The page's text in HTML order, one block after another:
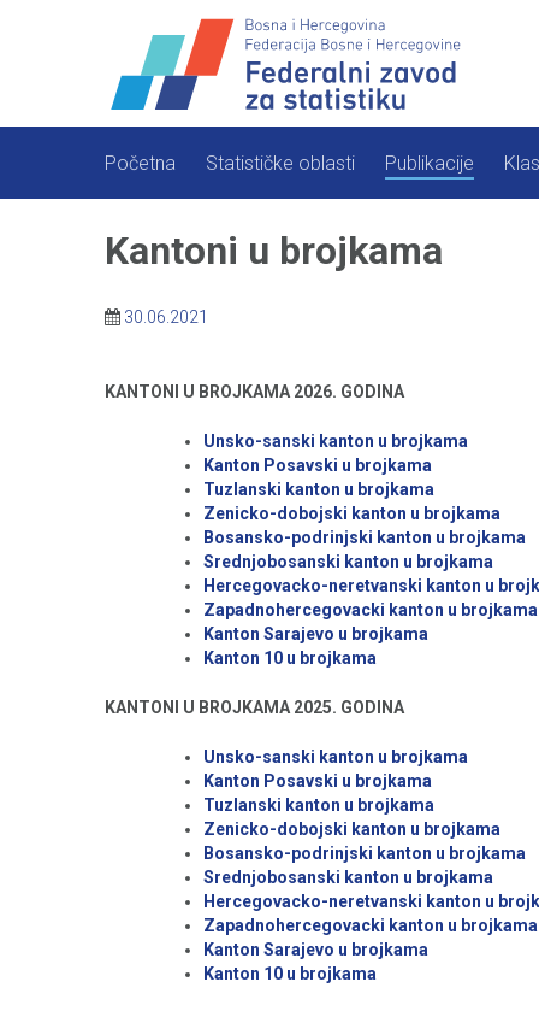
Početna Statističke oblasti Publikacije
Kantoni u brojkama
30.06.2021
KANTONI U BROJKAMA 2026. GODINA
Unsko-sanski kanton u brojkama
Kanton Posavski u brojkama
Tuzlanski kanton u brojkama
Zenicko-dobojski kanton u brojkama
Bosansko-podrinjski kanton u brojkama
Srednjobosanski kanton u brojkama
Hercegovacko-neretvanski kanton u
Zapadnohercegovacki kanton u brojkama
Kanton Sarajevo u brojkama
Kanton 10 u brojkama
KANTONI U BROJKAMA 2025. GODINA
Unsko-sanski kanton u brojkama
Kanton Posavski u brojkama
Tuzlanski kanton u brojkama
Zenicko-dobojski kanton u brojkama
Bosansko-podrinjski kanton u brojkama
Srednjobosanski kanton u brojkama
Hercegovacko-neretvanski kanton u
Zapadnohercegovacki kanton u brojkama
Kanton Sarajevo u brojkama
Kanton 10 u brojkama